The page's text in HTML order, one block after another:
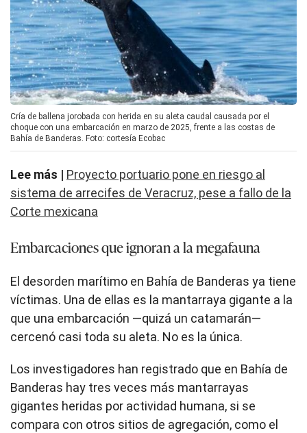
Cría de ballena jorobada con herida en su aleta caudal causada por el
choque con una embarcación en marzo de 2025, frente a las costas de
Bahía de Banderas. Foto: cortesía Ecobac
Lee más | Proyecto portuario pone en riesgo al
sistema de arrecifes de Veracruz, pese a fallo de la
Corte mexicana
Embarcaciones que ignoran a la megafauna
El desorden marítimo en Bahía de Banderas ya tiene
víctimas. Una de ellas es la mantarraya gigante a la
que una embarcación —quizá un catamarán—
cercenó casi toda su aleta. No es la única.
Los investigadores han registrado que en Bahía de
Banderas hay tres veces más mantarrayas
gigantes heridas por actividad humana, si se
compara con otros sitios de agregación, como el